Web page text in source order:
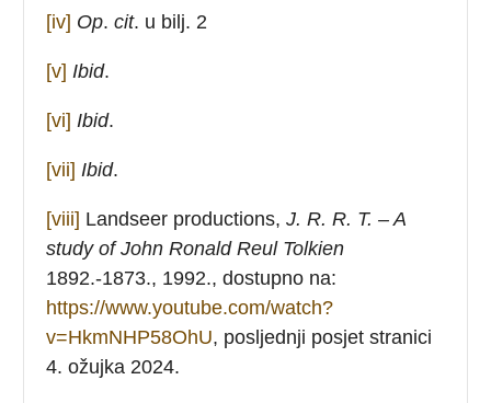
[iv] Op.cit. u bilj. 2
[v] Ibid.
[vi] Ibid.
[vii] Ibid.
[viii] Landseer productions,J. R. R. T. –A
study of John Ronald Reul Tolkien
1892.-1873., 1992., dostupno na:
https://www.youtube.com/watch?
v=HkmNHP58OhU, posljednji posjet stranici
4. ožujka 2024.